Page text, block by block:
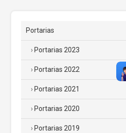
Portarias
Portarias 2023
Portarias 2022
Portarias 2021
Portarias 2020
Portarias 2019